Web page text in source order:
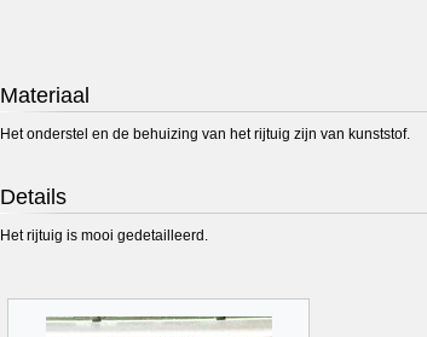
Materiaal
Het onderstel en de behuizing van het rijtuig zijn van kunststof.
Details
Het rijtuig is mooi gedetailleerd.